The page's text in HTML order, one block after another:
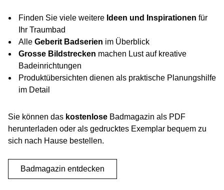
Finden Sie viele weitere Ideen und Inspirationen für
Ihr Traumbad
Alle Geberit Badserien im Überblick
Grosse Bildstrecken machen Lust auf kreative
Badeinrichtungen
Produktübersichten dienen als praktische Planungshilfe
im Detail
Sie können das kostenlose Badmagazin als PDF
herunterladen oder als gedrucktes Exemplar bequem zu
sich nach Hause bestellen.
Badmagazin entdecken